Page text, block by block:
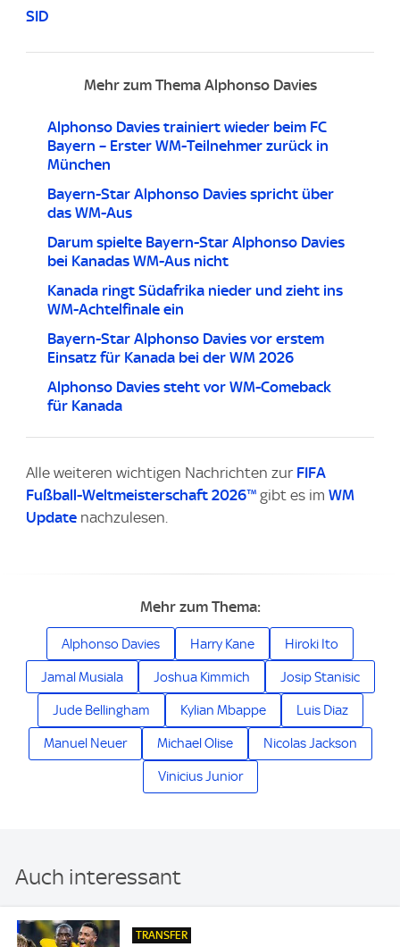
SID
Mehr zum Thema Alphonso Davies
Alphonso Davies trainiert wieder beim FC
Bayern – Erster WM-Teilnehmer zurück in
München
Bayern-Star Alphonso Davies spricht über
das WM-Aus
Darum spielte Bayern-Star Alphonso Davies
bei Kanadas WM-Aus nicht
Kanada ringt Südafrika nieder und zieht ins
WM-Achtelfinale ein
Bayern-Star Alphonso Davies vor erstem
Einsatz für Kanada bei der WM 2026
Alphonso Davies steht vor WM-Comeback
für Kanada
Alle weiteren wichtigen Nachrichten zur FIFA
Fußball-Weltmeisterschaft 2026™ gibt es im WM
Update nachzulesen.
Mehr zum Thema:
Alphonso Davies Harry Kane Hiroki Ito
Jamal Musiala Joshua Kimmich Josip Stanisic
Jude Bellingham Kylian Mbappe Luis Diaz
Manuel Neuer Michael Olise Nicolas Jackson
Vinicius Junior
Auch interessant
TRANSFER